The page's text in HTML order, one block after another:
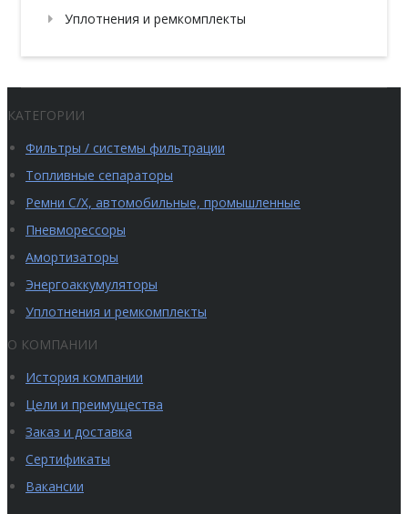
Уплотнения и ремкомплекты
КАТЕГОРИИ
Фильтры / системы фильтрации
Топливные сепараторы
Ремни С/Х, автомобильные, промышленные
Пневморессоры
Амортизаторы
Энергоаккумуляторы
Уплотнения и ремкомплекты
О КОМПАНИИ
История компании
Цели и преимущества
Заказ и доставка
Сертификаты
Вакансии